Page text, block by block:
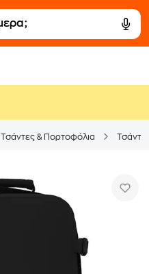
Τσάντες & Πορτοφόλια